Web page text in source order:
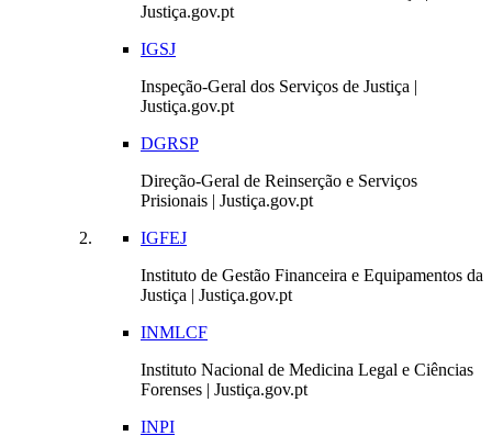
Justiça.gov.pt
IGSJ
Inspeção-Geral dos Serviços de Justiça |
Justiça.gov.pt
DGRSP
Direção-Geral de Reinserção e Serviços
Prisionais | Justiça.gov.pt
IGFEJ
Instituto de Gestão Financeira e Equipamentos da
Justiça | Justiça.gov.pt
INMLCF
Instituto Nacional de Medicina Legal e Ciências
Forenses | Justiça.gov.pt
INPI